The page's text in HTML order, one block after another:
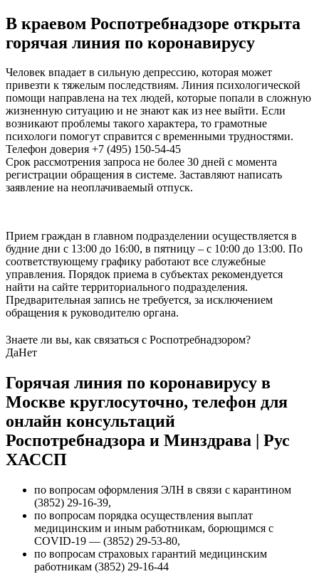
В краевом Роспотребнадзоре открыта
горячая линия по коронавирусу
Человек впадает в сильную депрессию, которая может
привезти к тяжелым последствиям. Линия психологической
помощи направлена на тех людей, которые попали в сложную
жизненную ситуацию и не знают как из нее выйти. Если
возникают проблемы такого характера, то грамотные
психологи помогут справится с временными трудностями.
Телефон доверия +7 (495) 150-54-45
Срок рассмотрения запроса не более 30 дней с момента
регистрации обращения в системе. Заставляют написать
заявление на неоплачиваемый отпуск.
Прием граждан в главном подразделении осуществляется в
будние дни с 13:00 до 16:00, в пятницу – с 10:00 до 13:00. По
соответствующему графику работают все служебные
управления. Порядок приема в субъектах рекомендуется
найти на сайте территориального подразделения.
Предварительная запись не требуется, за исключением
обращения к руководителю органа.
Знаете ли вы, как связаться с Роспотребнадзором?
ДаНет
Горячая линия по коронавирусу в
Москве круглосуточно, телефон для
онлайн консультаций
Роспотребнадзора и Минздрава | Рус
ХАССП
по вопросам оформления ЭЛН в связи с карантином
(3852) 29-16-39,
по вопросам порядка осуществления выплат
медицинским и иным работникам, борющимся с
COVID-19 — (3852) 29-53-80,
по вопросам страховых гарантий медицинским
работникам (3852) 29-16-44